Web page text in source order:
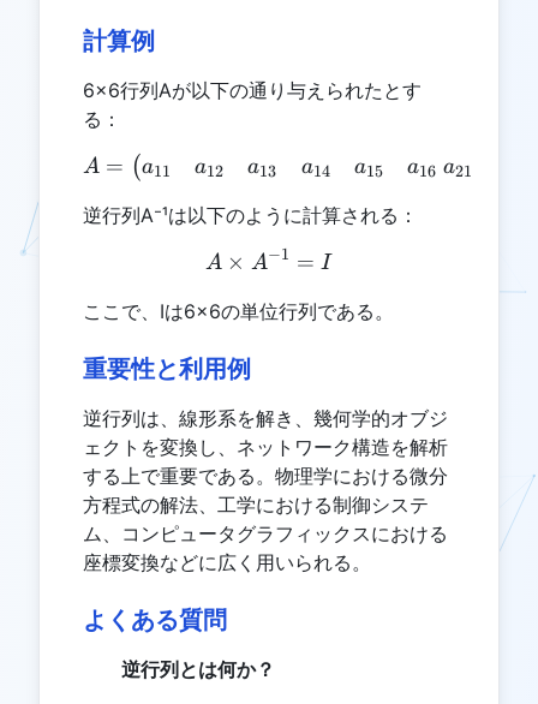
計算例
6×6行列Aが以下の通り与えられたとす
る：
A = \begin{pmatrix}
A = (a11 a12 a13 a14 a15 a16 a21
逆行列A⁻¹は以下のように計算される：
A \times A^{-1} = I
A × A−1 = I
ここで、Iは6×6の単位行列である。
重要性と利用例
逆行列は、線形系を解き、幾何学的オブジ
ェクトを変換し、ネットワーク構造を解析
する上で重要である。物理学における微分
方程式の解法、工学における制御システ
ム、コンピュータグラフィックスにおける
座標変換などに広く用いられる。
よくある質問
逆行列とは何か？